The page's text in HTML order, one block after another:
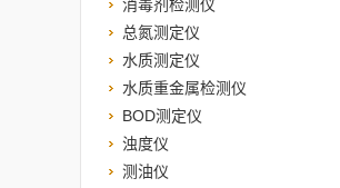
消毒剂检测仪
总氮测定仪
水质测定仪
水质重金属检测仪
BOD测定仪
浊度仪
测油仪